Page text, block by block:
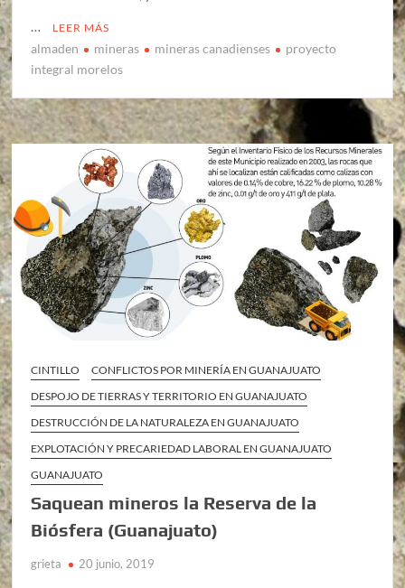
…
LEER MÁS
almaden mineras mineras canadienses
proyecto
integral morelos
CINTILLO
CONFLICTOS POR MINERÍA EN GUANAJUATO
DESPOJO DE TIERRAS Y TERRITORIO EN GUANAJUATO
DESTRUCCIÓN DE LA NATURALEZA EN GUANAJUATO
EXPLOTACIÓN Y PRECARIEDAD LABORAL EN GUANAJUATO
GUANAJUATO
Saquean mineros la Reserva de la
Biósfera (Guanajuato)
grieta 20 junio, 2019